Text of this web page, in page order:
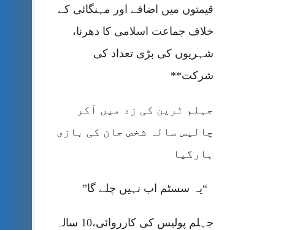
قیمتوں میں اضافے اور مہنگائی کے
خلاف جماعت اسلامی کا دھرنا،
شہریوں کی بڑی تعداد کی
شرکت**
جہلم ٹرین کی زد میں آکر
چالیس سالہ شخص جان کی بازی
ہارگیا
“یہ سسٹم اب نہیں چلے گا”
جہلم پولیس کی کارروائی،10 سالہ